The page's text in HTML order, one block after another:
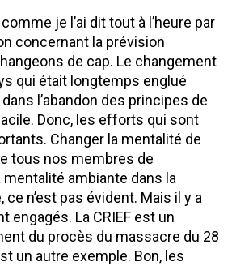
je l’ai dit tout à l’heure par
concernant la prévision
de cap. Le changement
qui était longtemps englué
l’abandon des principes de
Donc, les efforts qui sont
Changer la mentalité de
tous nos membres de
ambiante dans la
n’est pas évident. Mais il y a
engagés. La CRIEF est un
du procès du massacre du 28
un autre exemple. Bon, les